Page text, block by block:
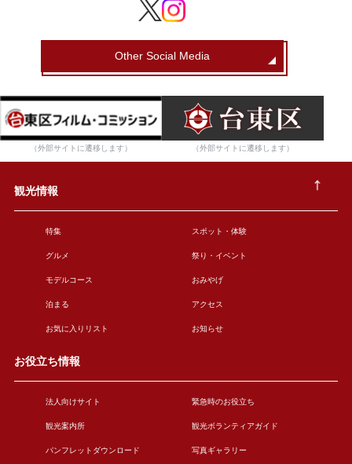
Other Social Media
（外部サイトに遷移します） （外部サイトに遷移します）
観光情報
特集 スポット・体験
グルメ 祭り・イベント
モデルコース おみやげ
泊まる アクセス
お気に入りリスト お知らせ
お役立ち情報
法人向けサイト 緊急時のお役立ち
観光案内所 観光ボランティアガイド
パンフレットダウンロード 写真ギャラリー